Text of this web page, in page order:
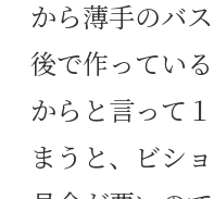
から薄手のバ
後で作ってい
からと言って
まうと、ビシ